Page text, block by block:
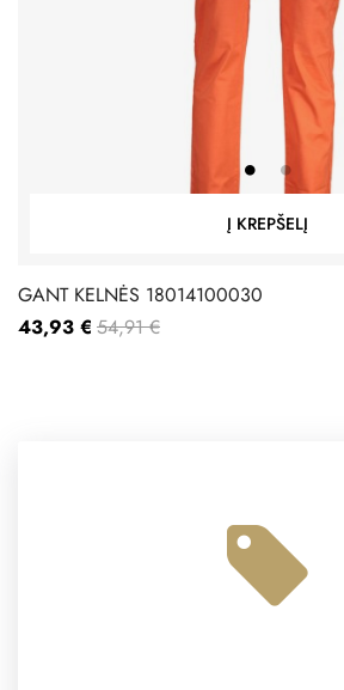
Į KREPŠELĮ
GANT KELNĖS 18014100030
43,93 € 54,91 €